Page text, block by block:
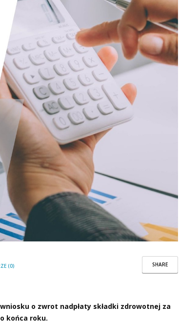
SHARE
(0)
o zwrot nadpłaty składki zdrowotnej za
końca roku.